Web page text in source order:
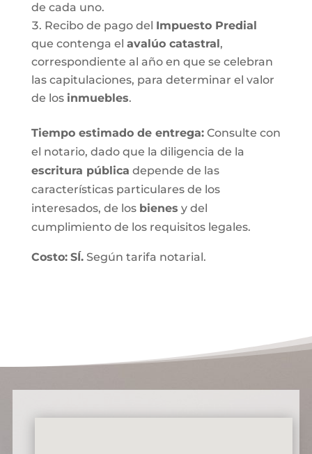
de cada uno.
Recibo de pago del Impuesto Predial
que contenga el avalúo catastral,
correspondiente al año en que se celebran
las capitulaciones, para determinar el valor
de los inmuebles.
Tiempo estimado de entrega:Consulte con
el notario, dado que la diligencia de la
escritura pública depende de las
características particulares de los
interesados, de los bienes y del
cumplimiento de los requisitos legales.
Costo: SÍ.Según tarifa notarial.